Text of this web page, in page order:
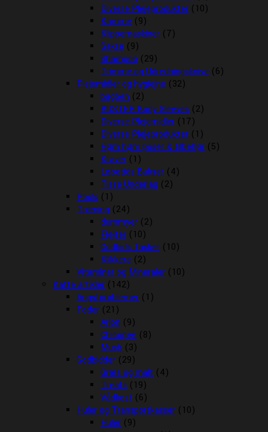
Diverse Plejeprodukter (10)
Kamme (9)
Klippemaskiner (7)
Sakse (9)
Shampoo (29)
Trimme og Udredningsknive (6)
Plejemidler og hygiejne (32)
bagben (2)
BUSTER Body Sleeves (2)
Diverse Plejemidler (17)
Diverse Plejeprodukter (1)
Høm høm poser & tilbehør (5)
Kraver (1)
Løbetids Bukser (4)
Tisse Underlag (2)
Pools (1)
Træning (24)
dummyer (2)
Fløjter (10)
Godbids Tasker (10)
Klikkere (2)
Vitaminer og Mineraler (10)
Katte artikler (142)
Angstproblemer (1)
Foder (21)
Arion (9)
Chicopee (8)
Mush (3)
Godbidder (29)
Græs og malt (4)
Treats (19)
Vådkost (6)
Huler og Transportkasser (10)
Huler (9)